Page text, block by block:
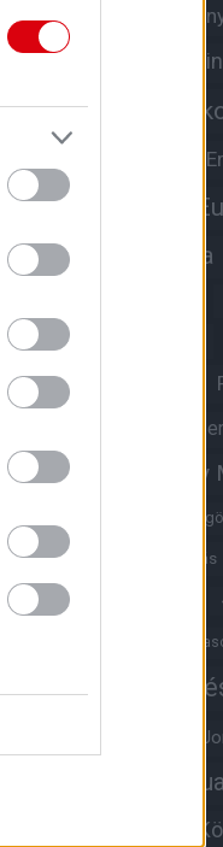
Diogo Dalot
Edzői stáb
Erik ten Hag
Everton FA-kupa
Felkészülési túra 2024
Felkészülési túra 2026
Glazer
Harry Amass
Híres magyar Vörös
Hónap legjobbja szavazás
Hull City